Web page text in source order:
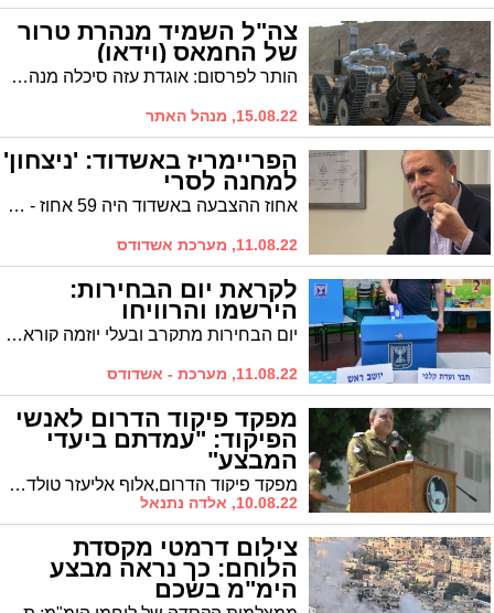
צה"ל השמיד מנהרת טרור
של החמאס (וידאו)
הותר לפרסום: אוגדת עזה סיכלה מנהרת טרור של חמאס בצפון הרצועה שנחפרה לכיוון ישראל ולא חצתה את המכשול התת-קרקעי החדש מתחת לגבול. המנהרה, בעלת שתי הסתעפויות, נחסמה
15.08.22, מנהל האתר
הפריימריז באשדוד: 'ניצחון'
למחנה לסרי
אחוז ההצבעה באשדוד היה 59 אחוז - השני בגובהו מכלל הערים בישראל, הודות למערך מקצועי שהסתייע בטכנולוגיה שאפשרה סנכרון עם אתרי הצבעות אחרים ושליטה מלאה בשטח.
11.08.22, מערכת אשדודס
לקראת יום הבחירות:
הירשמו והרוויחו
יום הבחירות מתקרב ובעלי יוזמה קוראים לציבור להירשם בהקדם כחברי וועדות קלפי
11.08.22, מערכת - אשדודס
מפקד פיקוד הדרום לאנשי
הפיקוד: "עמדתם ביעדי
המבצע"
מפקד פיקוד הדרום,אלוף אליעזר טולדנו מסכם עם אנשי הפיקוד את מבצע ׳עלות השחר׳. ״אם אתם שואלים אותי האם המבצע הזה מוצלח, אומר רק דבר אחד- עמדתם ביעדים שהטלנו עליכם, מבחינתי זו הצלחה"
10.08.22, אלדה נתנאל
צילום דרמטי מקסדת
הלוחם: כך נראה מבצע
הימ"מ בשכם